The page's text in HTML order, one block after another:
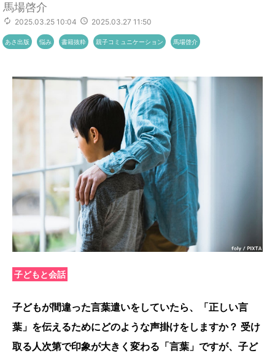
馬場啓介
2025.03.25 10:04 2025.03.27 11:50
あさ出版 悩み 書籍抜粋 親子コミュニケーション 馬場啓介
子どもと会話
子どもが間違った言葉遣いをしていたら、「正しい言
葉」を伝えるためにどのような声掛けをしますか？ 受け
取る人次第で印象が大きく変わる「言葉」ですが、子ど